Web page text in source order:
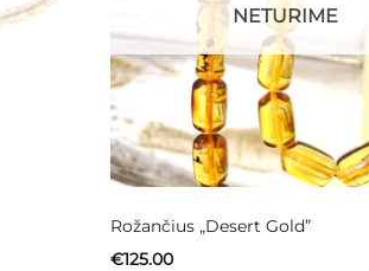
NETURIME
Rožančius „Desert Gold”
€125.00